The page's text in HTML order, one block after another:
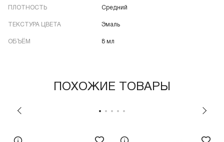
ПЛОТНОСТЬ Средний
ТЕКСТУРА ЦВЕТА Эмаль
ОБЪЁМ 8 мл
ПОХОЖИЕ ТОВАРЫ